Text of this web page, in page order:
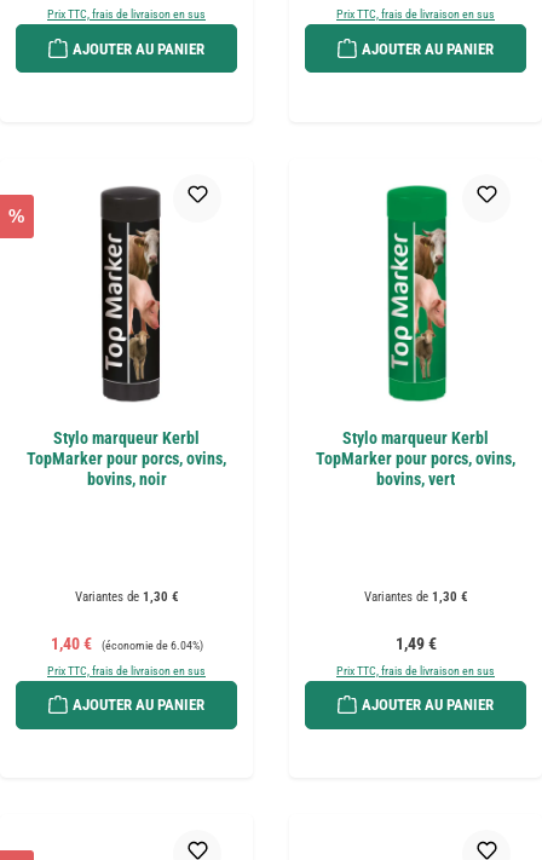
Prix TTC, frais de livraison en sus
AJOUTER AU PANIER
Prix TTC, frais de livraison en sus
AJOUTER AU PANIER
%
Stylo marqueur Kerbl
TopMarker pour porcs, ovins,
bovins, noir
Variantes de1,30 €
Prix de vente :
1,40 € Prix régulier :
(économie de 6.04%)
Prix TTC, frais de livraison en sus
AJOUTER AU PANIER
Stylo marqueur Kerbl
TopMarker pour porcs, ovins,
bovins, vert
Variantes de1,30 €
Prix régulier :
1,49 €
Prix TTC, frais de livraison en sus
AJOUTER AU PANIER